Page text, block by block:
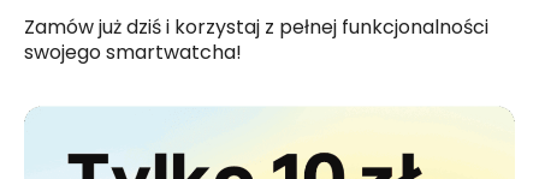
Zamów już dziś i korzystaj z pełnej funkcjonalności
swojego smartwatcha!